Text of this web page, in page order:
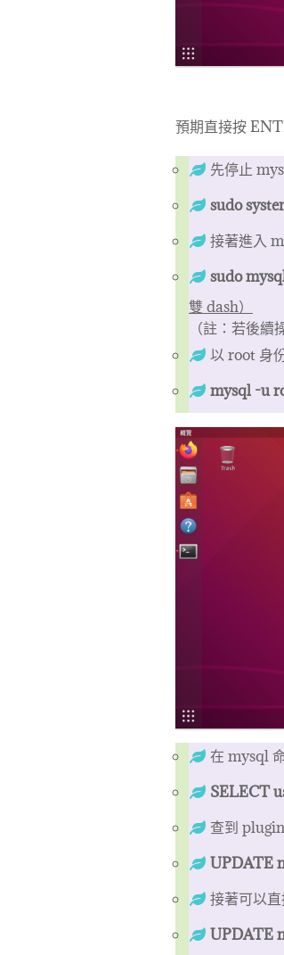
預期直接按
先停止
sudo
接著進入
sudo
雙 dash）
（註：若後續
以 root 身
mysql -u
在 mysql
SELECT
查到
UPDATE
接著可以
UPDATE